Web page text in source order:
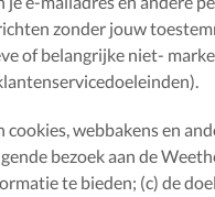
zonder jouw
of belangrijke niet-
cookies, webbakens en
bezoek aan de
te bieden; (c) de